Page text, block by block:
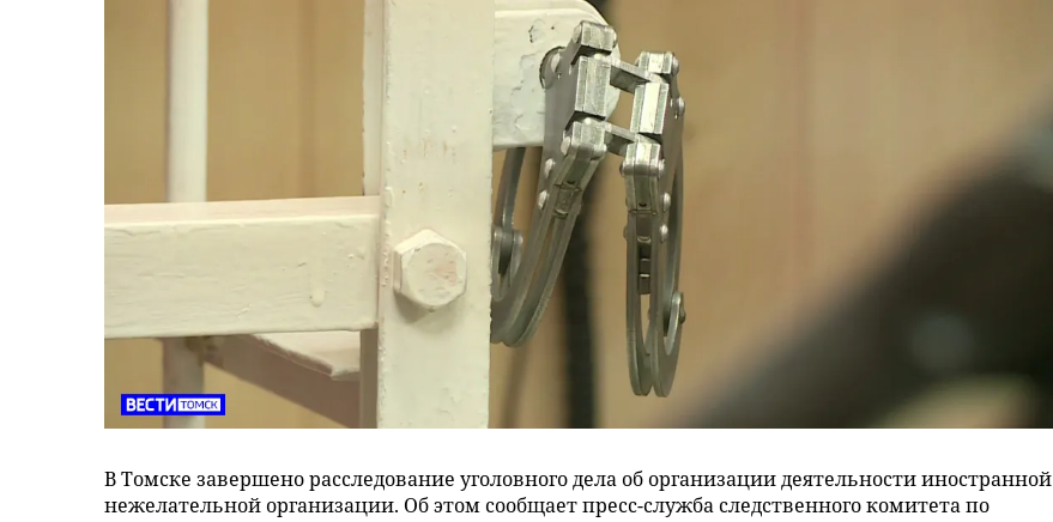
В Томске завершено расследование уголовного дела об организации деятельности иностранной
нежелательной организации. Об этом сообщает пресс-служба следственного комитета по